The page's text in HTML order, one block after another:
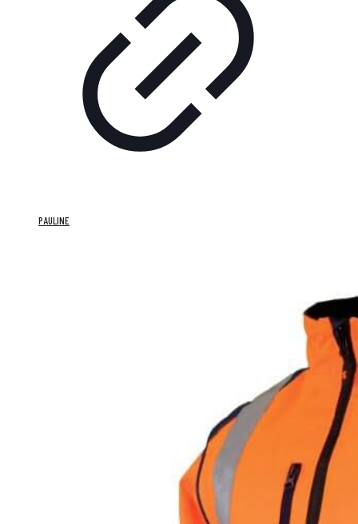
PAULINE